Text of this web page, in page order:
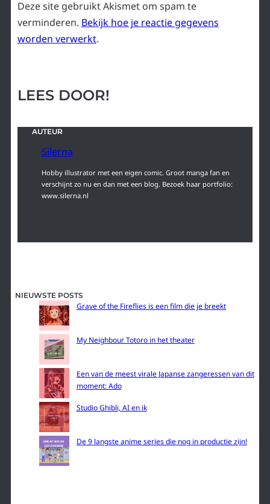
Deze site gebruikt Akismet om spam te
verminderen. Bekijk hoe je reactie gegevens
worden verwerkt.
LEES DOOR!
AUTEUR
Silerna
Hobby illustrator met een eigen comic. Groot manga fan en
verschijnt zo nu en dan met een blog. Bezoek haar portfolio:
www.silerna.nl
NIEUWSTE POSTS
Grave of the Fireflies is een film die je breekt
My Neighbour Totoro in het theater
Een van de meest virale Japanse zangeressen van dit
moment: Ado
Studio Ghibli, AI en ik
De 9 langste anime series die nog in productie zijn!